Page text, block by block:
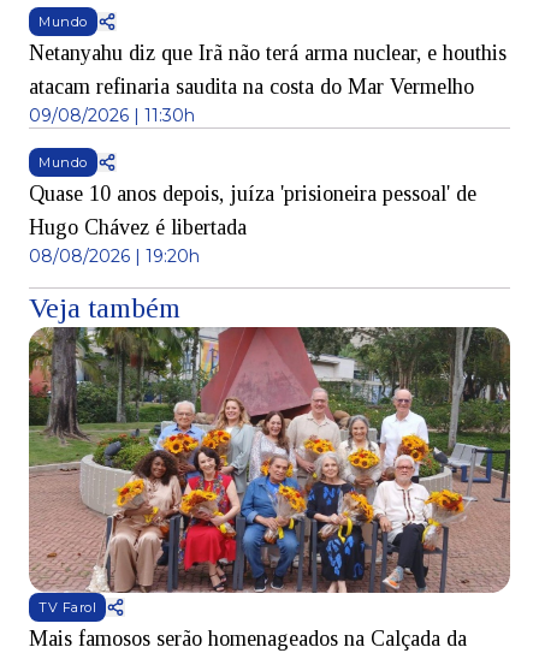
Mundo
Netanyahu diz que Irã não terá arma nuclear, e houthis
atacam refinaria saudita na costa do Mar Vermelho
09/08/2026 | 11:30h
Mundo
Quase 10 anos depois, juíza 'prisioneira pessoal' de
Hugo Chávez é libertada
08/08/2026 | 19:20h
Veja também
TV Farol
Mais famosos serão homenageados na Calçada da